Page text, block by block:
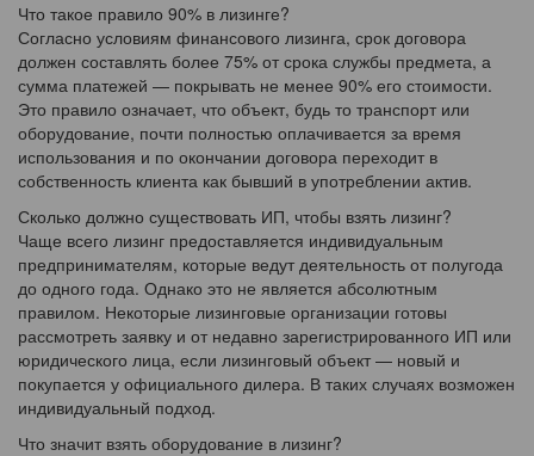
Что такое правило 90% в лизинге?
Согласно условиям финансового лизинга, срок договора
должен составлять более 75% от срока службы предмета, а
сумма платежей — покрывать не менее 90% его стоимости.
Это правило означает, что объект, будь то транспорт или
оборудование, почти полностью оплачивается за время
использования и по окончании договора переходит в
собственность клиента как бывший в употреблении актив.
Сколько должно существовать ИП, чтобы взять лизинг?
Чаще всего лизинг предоставляется индивидуальным
предпринимателям, которые ведут деятельность от полугода
до одного года. Однако это не является абсолютным
правилом. Некоторые лизинговые организации готовы
рассмотреть заявку и от недавно зарегистрированного ИП или
юридического лица, если лизинговый объект — новый и
покупается у официального дилера. В таких случаях возможен
индивидуальный подход.
Что значит взять оборудование в лизинг?